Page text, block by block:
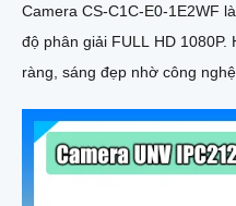
Camera CS-C1C-E0-1E2WF
độ phân giải FULL HD 1080P. Hình ảnh khi xem ban đêm rõ
ràng, sáng đẹp nhờ công